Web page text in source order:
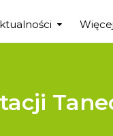
Więcej